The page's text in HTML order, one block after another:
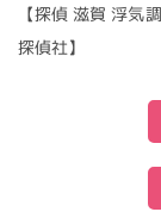
【探偵 滋賀 浮気
探偵社】